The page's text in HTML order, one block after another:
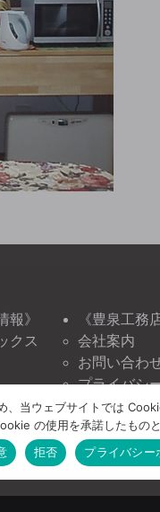
報》
クス
《豊泉工務
会社案内
お問い合わ
プライバシ
、当ウェブサイトでは
の使用を承諾したものと
拒否 プライバシー